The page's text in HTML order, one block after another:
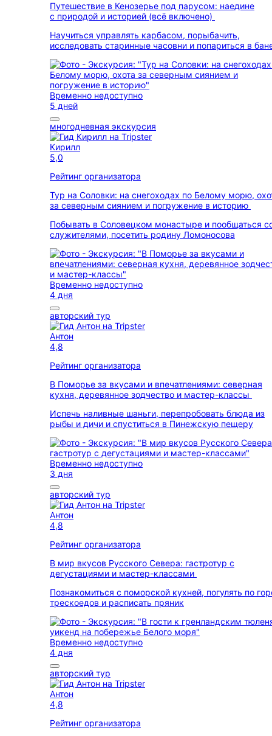
Путешествие в Кенозерье под парусом: наедине
с природой и историей (всё включено)
Научиться управлять карбасом, порыбачить,
исследовать старинные часовни и попариться в
Временно недоступно
5 дней
многодневная экскурсия
Кирилл
5,0
Рейтинг организатора
Тур на Соловки: на снегоходах по Белому морю,
за северным сиянием и погружение в историю
Побывать в Соловецком монастыре и пообщаться
служителями, посетить родину Ломоносова
Временно недоступно
4 дня
авторский тур
Антон
4,8
Рейтинг организатора
В Поморье за вкусами и впечатлениями: северная
кухня, деревянное зодчество и мастер-классы
Испечь наливные шаньги, перепробовать блюда из
рыбы и дичи и спуститься в Пинежскую пещеру
Временно недоступно
3 дня
авторский тур
Антон
4,8
Рейтинг организатора
В мир вкусов Русского Севера: гастротур с
дегустациями и мастер-классами
Познакомиться с поморской кухней, погулять по
трескоедов и расписать пряник
Временно недоступно
4 дня
авторский тур
Антон
4,8
Рейтинг организатора